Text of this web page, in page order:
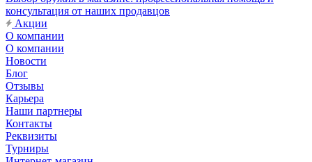
консультация от наших продавцов
Акции
О компании
О компании
Новости
Блог
Отзывы
Карьера
Наши партнеры
Контакты
Реквизиты
Турниры